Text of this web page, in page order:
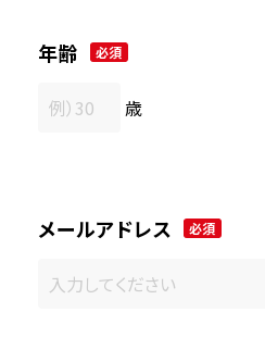
年齢 必須
歳
メールアドレス 必須